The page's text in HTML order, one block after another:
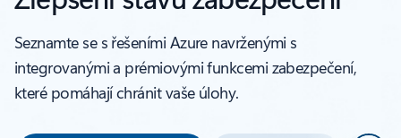
Seznamte se s řešeními Azure navrženými s
integrovanými a prémiovými funkcemi zabezpečení,
které pomáhají chránit vaše úlohy.